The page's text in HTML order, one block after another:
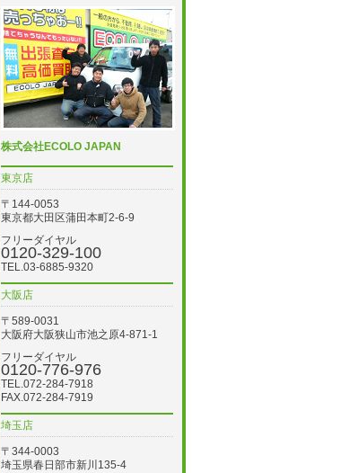
株式会社ECOLO JAPAN
東京店
〒144-0053
東京都大田区蒲田本町2-6-9
フリーダイヤル
0120-329-100
TEL.03-6885-9320
大阪店
〒589-0031
大阪府大阪狭山市池之原4-871-1
フリーダイヤル
0120-776-976
TEL.072-284-7918
FAX.072-284-7919
埼玉店
〒344-0003
埼玉県春日部市新川135-4